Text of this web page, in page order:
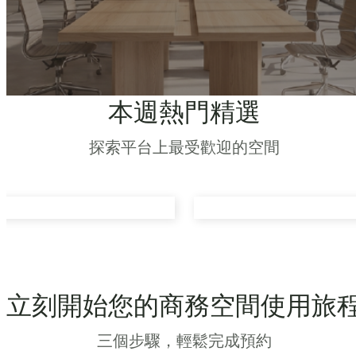
本週熱門精選
探索平台上最受歡迎的空間
立刻開始您的商務空間使用旅
三個步驟，輕鬆完成預約